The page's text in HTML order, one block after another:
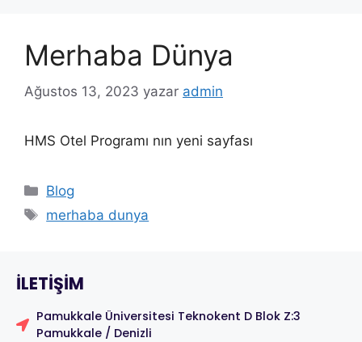
Merhaba Dünya
Ağustos 13, 2023 yazar admin
HMS Otel Programı nın yeni sayfası
Blog
merhaba dunya
ILETIŞIM
Pamukkale Üniversitesi Teknokent D Blok Z:3
Pamukkale / Denizli